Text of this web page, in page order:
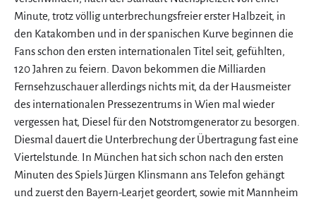
Minute, trotz völlig unterbrechungsfreier erster Halbzeit, in
den Katakomben und in der spanischen Kurve beginnen die
Fans schon den ersten internationalen Titel seit, gefühlten,
120 Jahren zu feiern. Davon bekommen die Milliarden
Fernsehzuschauer allerdings nichts mit, da der Hausmeister
des internationalen Pressezentrums in Wien mal wieder
vergessen hat, Diesel für den Notstromgenerator zu besorgen.
Diesmal dauert die Unterbrechung der Übertragung fast eine
Viertelstunde. In München hat sich schon nach den ersten
Minuten des Spiels Jürgen Klinsmann ans Telefon gehängt
und zuerst den Bayern-Learjet geordert, sowie mit Mannheim